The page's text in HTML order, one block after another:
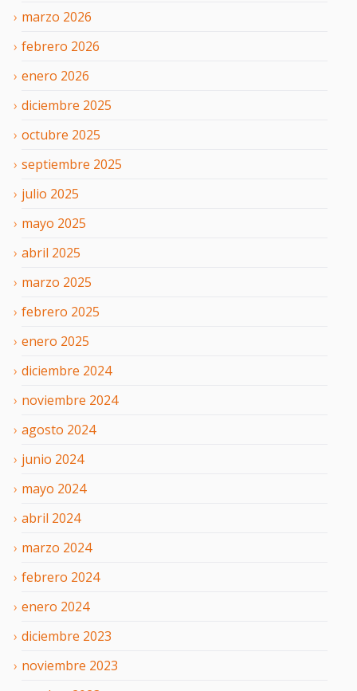
marzo 2026
febrero 2026
enero 2026
diciembre 2025
octubre 2025
septiembre 2025
julio 2025
mayo 2025
abril 2025
marzo 2025
febrero 2025
enero 2025
diciembre 2024
noviembre 2024
agosto 2024
junio 2024
mayo 2024
abril 2024
marzo 2024
febrero 2024
enero 2024
diciembre 2023
noviembre 2023